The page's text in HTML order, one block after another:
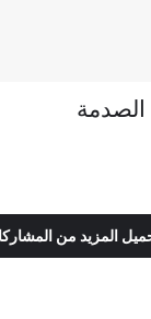
المزيد من